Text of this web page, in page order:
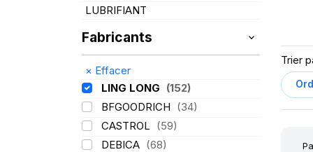
LUBRIFIANT
Fabricants
× Effacer
LING LONG (152)
BFGOODRICH (34)
CASTROL (59)
DEBICA (68)
Trier